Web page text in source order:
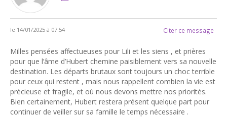
le 14/01/2025 à 07:54 Citer ce message
Milles pensées affectueuses pour Lili et les siens , et prières
pour que l’âme d’Hubert chemine paisiblement vers sa nouvelle
destination. Les départs brutaux sont toujours un choc terrible
pour ceux qui restent , mais nous rappellent combien la vie est
précieuse et fragile, et où nous devons mettre nos priorités.
Bien certainement, Hubert restera présent quelque part pour
continuer de veiller sur sa famille le temps nécessaire .